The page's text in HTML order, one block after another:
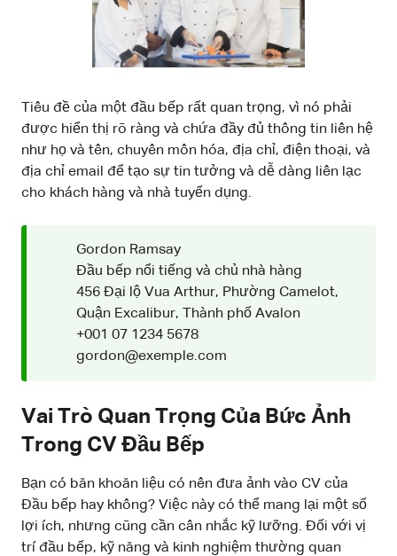
Tiêu đề của một đầu bếp rất quan trọng, vì nó phải
được hiển thị rõ ràng và chứa đầy đủ thông tin liên hệ
như họ và tên, chuyên môn hóa, địa chỉ, điện thoại, và
địa chỉ email để tạo sự tin tưởng và dễ dàng liên lạc
cho khách hàng và nhà tuyển dụng.
Gordon Ramsay
Đầu bếp nổi tiếng và chủ nhà hàng
456 Đại lộ Vua Arthur, Phường Camelot,
Quận Excalibur, Thành phố Avalon
+001 07 1234 5678
gordon@exemple.com
Vai Trò Quan Trọng Của Bức Ảnh
Trong CV Đầu Bếp
Bạn có băn khoăn liệu có nên đưa ảnh vào CV của
Đầu bếp hay không? Việc này có thể mang lại một số
lợi ích, nhưng cũng cần cân nhắc kỹ lưỡng. Đối với vị
trí đầu bếp, kỹ năng và kinh nghiệm thường quan